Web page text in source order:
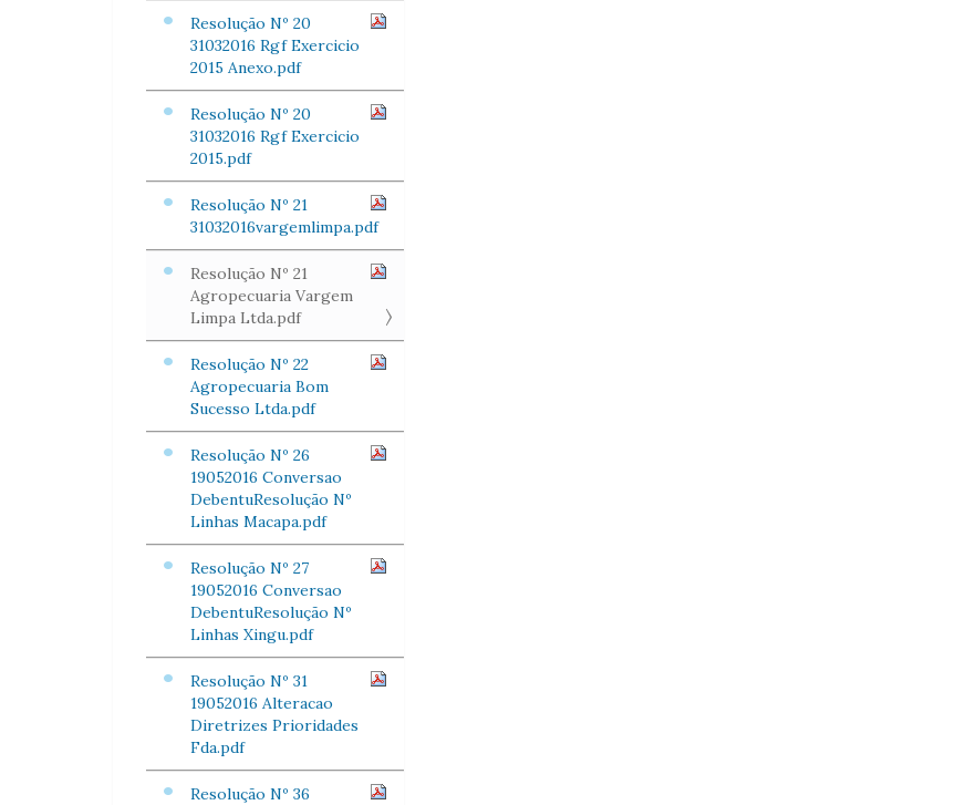
Resolução Nº 20
31032016 Rgf Exercicio
2015 Anexo.pdf
Resolução Nº 20
31032016 Rgf Exercicio
2015.pdf
Resolução Nº 21
31032016vargemlimpa.pdf
Resolução Nº 21
Agropecuaria Vargem
Limpa Ltda.pdf
Resolução Nº 22
Agropecuaria Bom
Sucesso Ltda.pdf
Resolução Nº 26
19052016 Conversao
DebentuResolução Nº
Linhas Macapa.pdf
Resolução Nº 27
19052016 Conversao
DebentuResolução Nº
Linhas Xingu.pdf
Resolução Nº 31
19052016 Alteracao
Diretrizes Prioridades
Fda.pdf
Resolução Nº 36